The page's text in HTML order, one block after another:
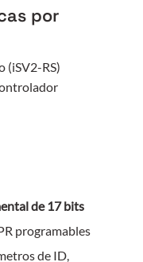
por
(iSV2-RS)
de 17 bits
programables
de ID,